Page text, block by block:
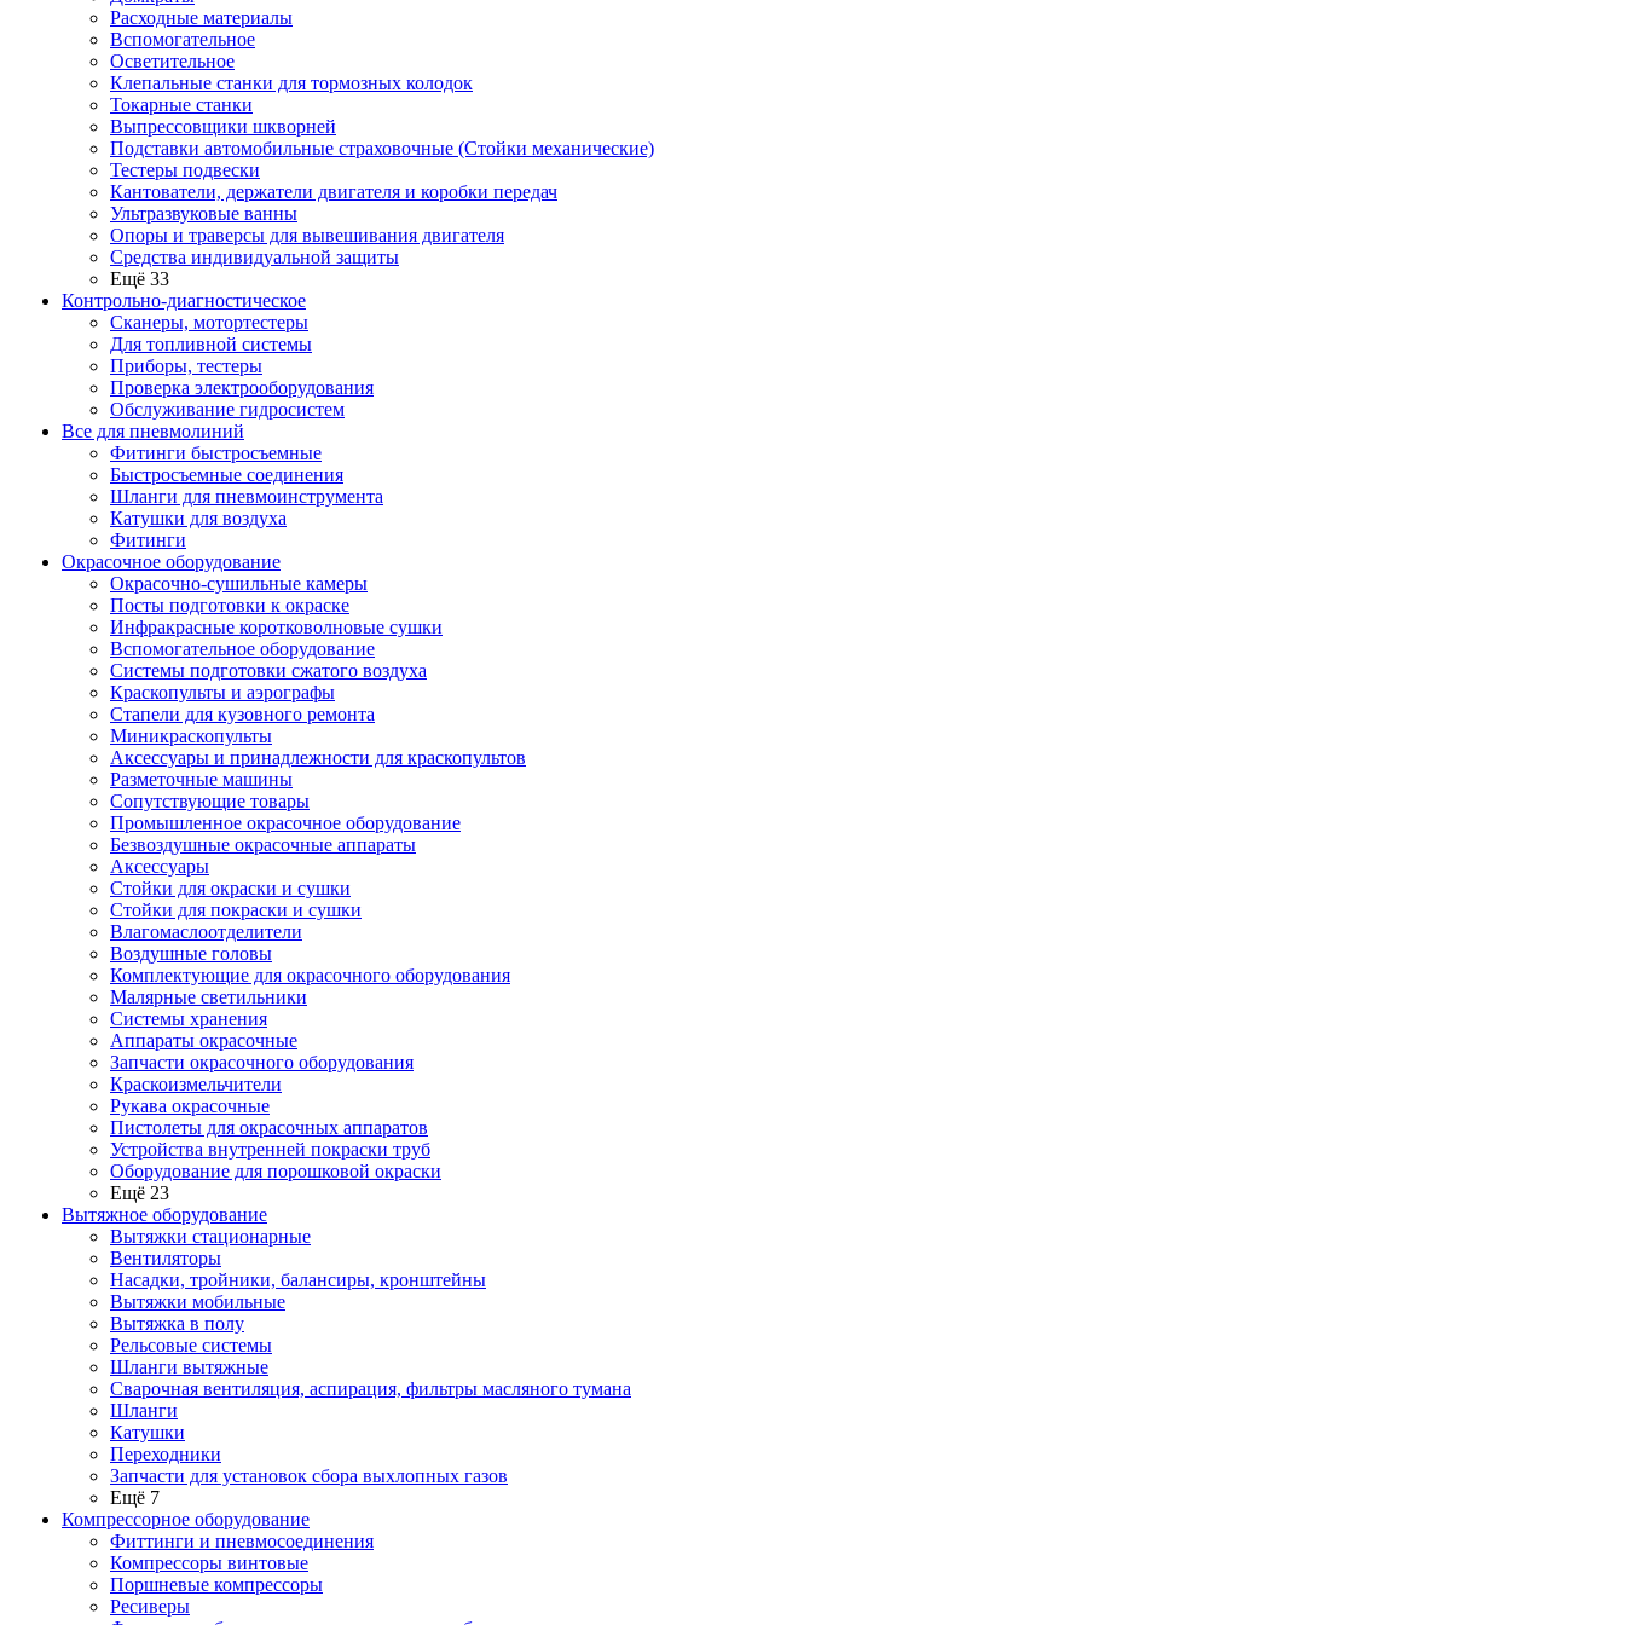
Расходные материалы
Вспомогательное
Осветительное
Клепальные станки для тормозных колодок
Токарные станки
Выпрессовщики шкворней
Подставки автомобильные страховочные (Стойки механические)
Тестеры подвески
Кантователи, держатели двигателя и коробки передач
Ультразвуковые ванны
Опоры и траверсы для вывешивания двигателя
Средства индивидуальной защиты
Ещё 33
Контрольно-диагностическое
Сканеры, мотортестеры
Для топливной системы
Приборы, тестеры
Проверка электрооборудования
Обслуживание гидросистем
Все для пневмолиний
Фитинги быстросъемные
Быстросъемные соединения
Шланги для пневмоинструмента
Катушки для воздуха
Фитинги
Окрасочное оборудование
Окрасочно-сушильные камеры
Посты подготовки к окраске
Инфракрасные коротковолновые сушки
Вспомогательное оборудование
Системы подготовки сжатого воздуха
Краскопульты и аэрографы
Стапели для кузовного ремонта
Миникраскопульты
Аксессуары и принадлежности для краскопультов
Разметочные машины
Сопутствующие товары
Промышленное окрасочное оборудование
Безвоздушные окрасочные аппараты
Аксессуары
Стойки для окраски и сушки
Стойки для покраски и сушки
Влагомаслоотделители
Воздушные головы
Комплектующие для окрасочного оборудования
Малярные светильники
Системы хранения
Аппараты окрасочные
Запчасти окрасочного оборудования
Краскоизмельчители
Рукава окрасочные
Пистолеты для окрасочных аппаратов
Устройства внутренней покраски труб
Оборудование для порошковой окраски
Ещё 23
Вытяжное оборудование
Вытяжки стационарные
Вентиляторы
Насадки, тройники, балансиры, кронштейны
Вытяжки мобильные
Вытяжка в полу
Рельсовые системы
Шланги вытяжные
Сварочная вентиляция, аспирация, фильтры масляного тумана
Шланги
Катушки
Переходники
Запчасти для установок сбора выхлопных газов
Ещё 7
Компрессорное оборудование
Фиттинги и пневмосоединения
Компрессоры винтовые
Поршневые компрессоры
Ресиверы